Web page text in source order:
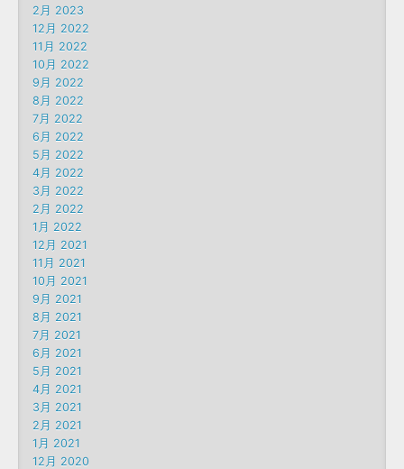
2月 2023
12月 2022
11月 2022
10月 2022
9月 2022
8月 2022
7月 2022
6月 2022
5月 2022
4月 2022
3月 2022
2月 2022
1月 2022
12月 2021
11月 2021
10月 2021
9月 2021
8月 2021
7月 2021
6月 2021
5月 2021
4月 2021
3月 2021
2月 2021
1月 2021
12月 2020